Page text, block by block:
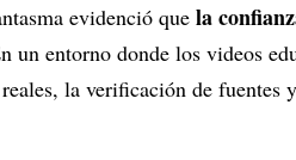
evidenció que la
un entorno donde los videos
reales, la verificación de